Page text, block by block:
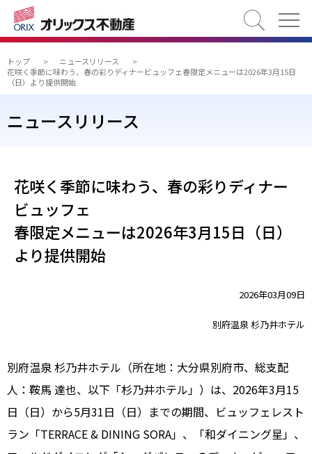
検索
トップ > ニュースリリース
>
花咲く季節に味わう、春の彩りディナービュッフェ春限定メニューは2026年3月15日
（日）より提供開始
ニュースリリース
花咲く季節に味わう、春の彩りディナー
ビュッフェ
春限定メニューは2026年3月15日（日）
より提供開始
2026年03月09日
別府温泉 杉乃井ホテル
別府温泉 杉乃井ホテル（所在地：大分県別府市、総支配
人：鞍馬 達也、以下「杉乃井ホテル」）は、2026年3月15
日（日）から5月31日（日）までの期間、ビュッフェレスト
ラン「TERRACE & DINING SORA」、「和ダイニング星」、